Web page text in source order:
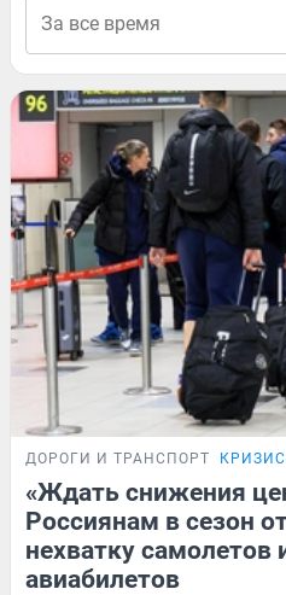
ДОРОГИ И ТРАНСПОРТ
«Ждать снижения
Россиянам в сезон
нехватку самолетов
авиабилетов